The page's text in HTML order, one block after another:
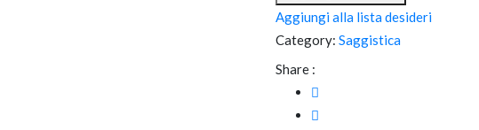
Aggiungi alla lista desideri
Category: Saggistica
Share :